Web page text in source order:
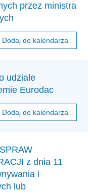
przez ministra
Dodaj do kalendarza
udziale
Eurodac
Dodaj do kalendarza
z dnia 11
i
lub